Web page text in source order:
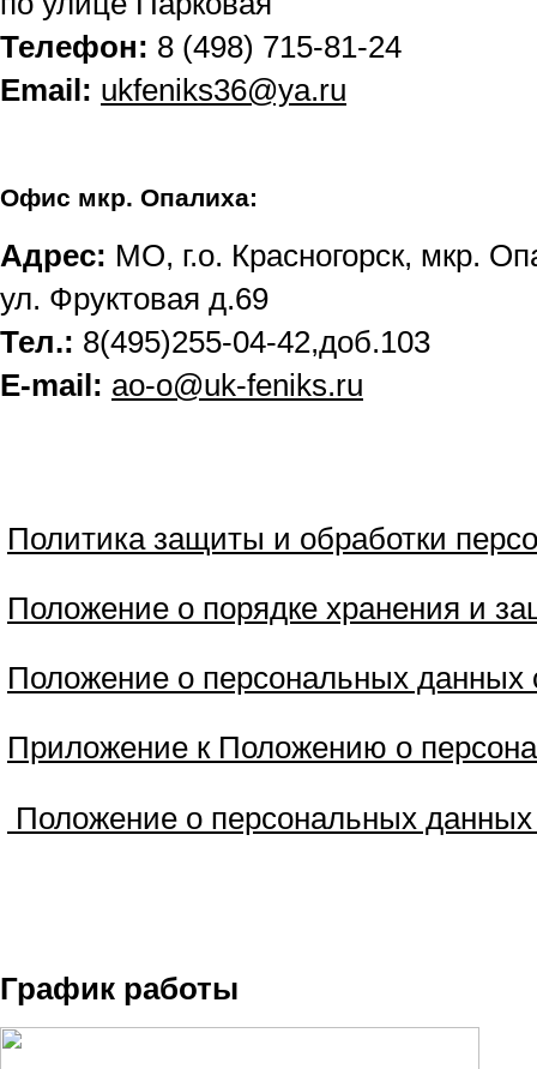
Телефон: 8 (498) 715-81-24
Email: ukfeniks36@ya.ru
Офис мкр. Опалиха:
Адрес: МО, г.о. Красногорск, мкр.
ул. Фруктовая д.69
Тел.: 8(495)255-04-42,доб.103
Е-mail: ao-o@uk-feniks.ru
Политика защиты и обработки
Положение о порядке хранения и
Положение о персональных данных
Приложение к Положению о
Положение о персональных данных
График работы